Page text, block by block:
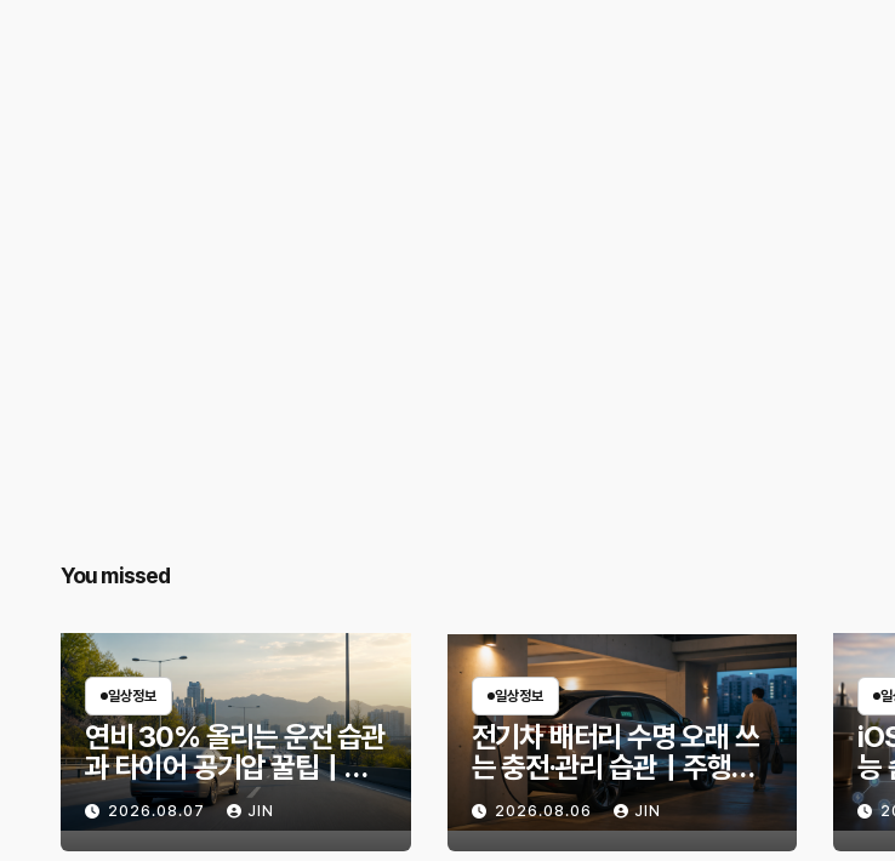
You missed
일상정보
연비 30% 올리는 운전 습관
과 타이어 공기압 꿀팁｜주
유비가 달라지는 핵심은?
2026.08.07 JIN
일상정보
전기차 배터리 수명 오래 쓰
는 충전·관리 습관｜주행거
리 불안 줄이는 현실적인 방
법2026.08.06 JIN
능
한